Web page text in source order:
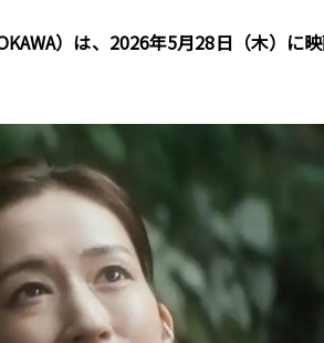
）は、2026年5月28日（木）に